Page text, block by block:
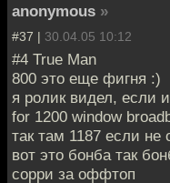
anonymous »
#37 | 30.04.05 10:12
#4 True Man
800 это еще фигня :)
я ролик видел, если
for 1200 window
так там 1187 если
вот это бонба так
сорри за оффтоп